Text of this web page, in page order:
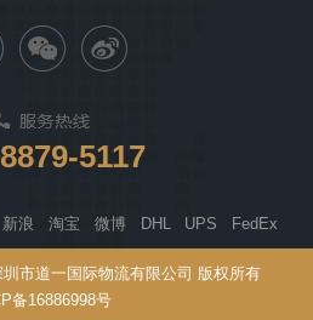
5117
新浪 淘宝 微博 DHL UPS FedEx
市道一国际物流有限公司 版权所有
备16886998号